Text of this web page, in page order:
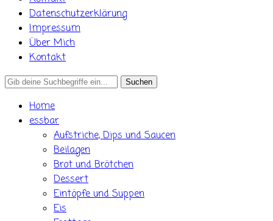
Datenschutzerklärung
Impressum
Über Mich
Kontakt
Search
Home
essbar
Aufstriche, Dips und Saucen
Beilagen
Brot und Brötchen
Dessert
Eintöpfe und Suppen
Eis